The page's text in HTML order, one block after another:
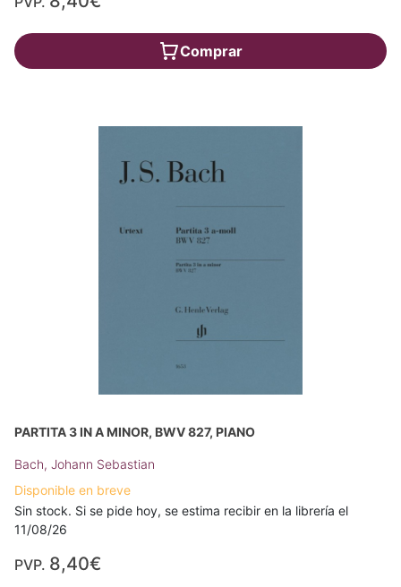
Comprar
PARTITA 3 IN A MINOR, BWV 827, PIANO
Bach, Johann Sebastian
Disponible en breve
Sin stock. Si se pide hoy, se estima recibir en la librería el
11/08/26
PVP. 8,40€